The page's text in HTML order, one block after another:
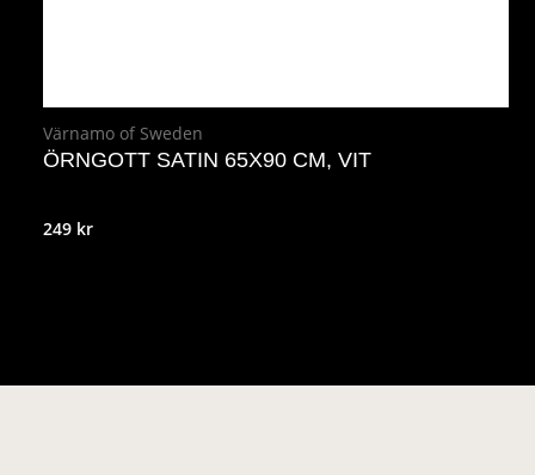
Värnamo of Sweden
ÖRNGOTT SATIN 65X90 CM, VIT
249 kr